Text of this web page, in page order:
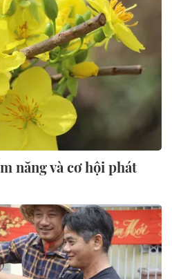
năng và cơ hội phát